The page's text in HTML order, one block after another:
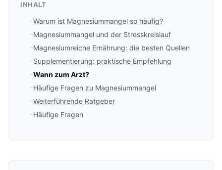
INHALT
Warum ist Magnesiummangel so häufig?
Magnesiummangel und der Stresskreislauf
Magnesiumreiche Ernährung: die besten Quellen
Supplementierung: praktische Empfehlung
Wann zum Arzt?
Häufige Fragen zu Magnesiummangel
Weiterführende Ratgeber
Häufige Fragen